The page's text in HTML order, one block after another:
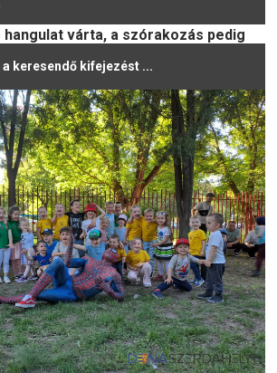
színes programok,
várta, a szórakozás pedig
tartott.